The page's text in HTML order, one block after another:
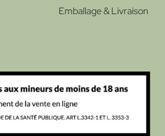
Emballage & Livraison